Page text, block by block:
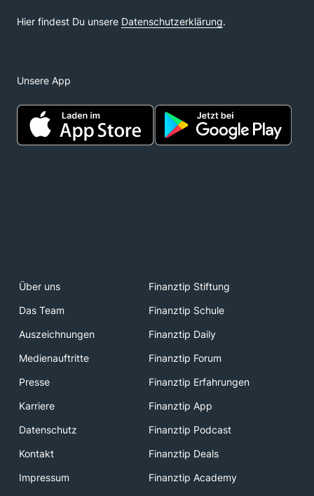
Unsere App
Über uns
Finanztip Stiftung
Das Team
Finanztip Schule
Auszeichnungen
Finanztip Daily
Medienauftritte
Finanztip Forum
Presse
Finanztip Erfahrungen
Karriere
Finanztip App
Datenschutz
Finanztip Podcast
Kontakt
Finanztip Deals
Impressum
Finanztip Academy